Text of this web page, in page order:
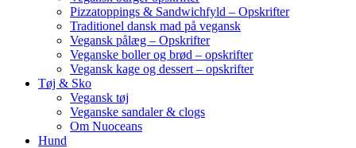
Pizzatoppings & Sandwichfyld – Opskrifter
Traditionel dansk mad på vegansk
Vegansk pålæg – Opskrifter
Veganske boller og brød – opskrifter
Vegansk kage og dessert – opskrifter
Tøj & Sko
Vegansk tøj
Veganske sandaler & clogs
Om Nuoceans
Hund